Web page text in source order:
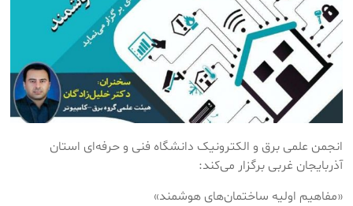
انجمن علمی برق و الکترونیک دانشگاه فنی و حرفه‌ای استان
آذربایجان غربی برگزار می‌کند:
«مفاهیم اولیه ساختمان‌های هوشمند»